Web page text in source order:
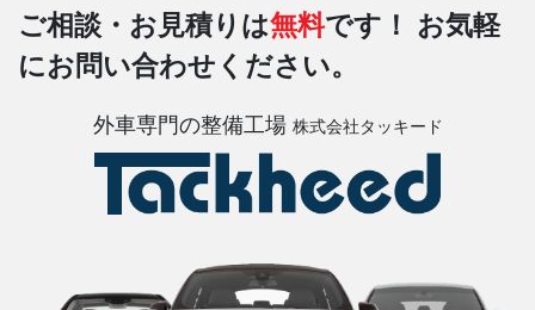
ご相談・お見積りは無料です！
お気軽
にお問い合わせください。
外車専門の整備工場 株式会社タッキード